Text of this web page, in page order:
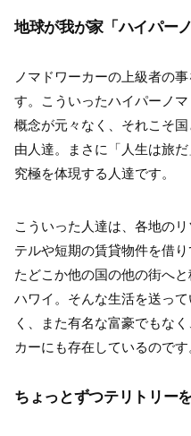
地球が我が家「ハイパーノ
ノマドワーカーの上級者の
す。こういったハイパーノ
概念が元々なく、それこそ
由人達。まさに「人生は旅
究極を体現する人達です。
こういった人達は、各地の
テルや短期の賃貸物件を借
たどこか他の国の他の街へ
ハワイ。そんな生活を送っ
く、また有名な富豪でもな
カーにも存在しているのです
ちょっとずつテリトリー